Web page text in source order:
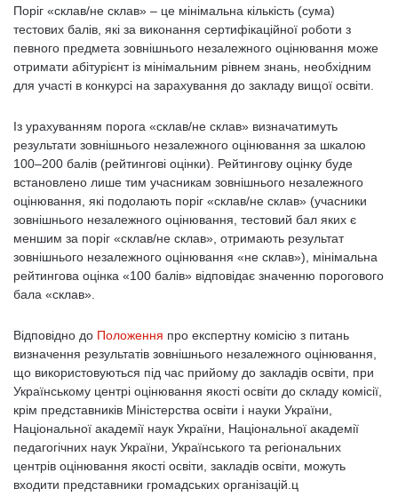
Поріг «склав/не склав» – це мінімальна кількість (сума)
тестових балів, які за виконання сертифікаційної роботи з
певного предмета зовнішнього незалежного оцінювання може
отримати абітурієнт із мінімальним рівнем знань, необхідним
для участі в конкурсі на зарахування до закладу вищої освіти.
Із урахуванням порога «склав/не склав» визначатимуть
результати зовнішнього незалежного оцінювання за шкалою
100–200 балів (рейтингові оцінки). Рейтингову оцінку буде
встановлено лише тим учасникам зовнішнього незалежного
оцінювання, які подолають поріг «склав/не склав» (учасники
зовнішнього незалежного оцінювання, тестовий бал яких є
меншим за поріг «склав/не склав», отримають результат
зовнішнього незалежного оцінювання «не склав»), мінімальна
рейтингова оцінка «100 балів» відповідає значенню порогового
бала «склав».
Відповідно до Положення про експертну комісію з питань
визначення результатів зовнішнього незалежного оцінювання,
що використовуються під час прийому до закладів освіти, при
Українському центрі оцінювання якості освіти до складу комісії,
крім представників Міністерства освіти і науки України,
Національної академії наук України, Національної академії
педагогічних наук України, Українського та регіональних
центрів оцінювання якості освіти, закладів освіти, можуть
входити представники громадських організацій.ц